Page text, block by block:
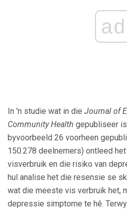
ad
In 'n studie wat in die Journal of
Community Health gepubliseer
byvoorbeeld 26 voorheen
150.278 deelnemers) ontleed
visverbruik en die risiko van
hul analise het die resensie se
wat die meeste vis verbruik het,
depressie simptome te hê.